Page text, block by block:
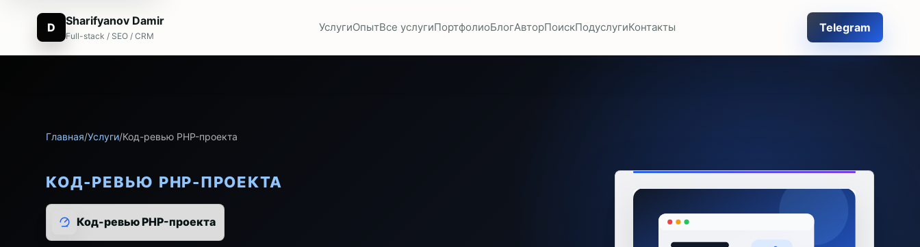
D Sharifyanov Damir
Full-stack / SEO / CRM
УслугиОпытВсе услугиПортфолиоБлогАвторПоискПодуслугиКонтакты Telegram
Главная/Услуги/Код-ревью PHP-проекта
КОД-РЕВЬЮ PHP-ПРОЕКТА
Код-ревью PHP-проекта